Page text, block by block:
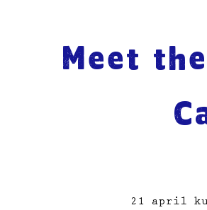
Meet
21 april